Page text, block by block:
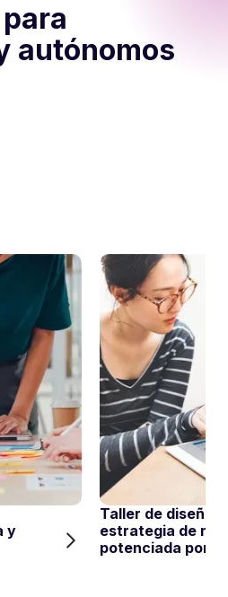
autónomos
y
Taller de diseño
estrategia de
potenciada por IA